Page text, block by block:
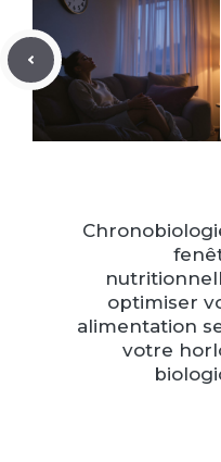
optimiser
alimentation
votre